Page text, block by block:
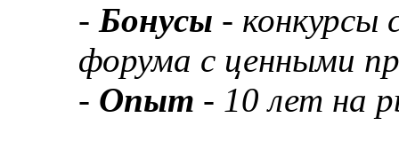
- Бонусы - конкурсы
форума с ценными
- Опыт - 10 лет на